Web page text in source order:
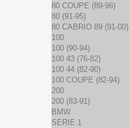
80 COUPE (89-96)
80 (91-95)
80 CABRIO 89 (91-00)
100
100 (90-94)
100 43 (76-82)
100 44 (82-90)
100 COUPE (82-94)
200
200 (83-91)
BMW
SERIE 1